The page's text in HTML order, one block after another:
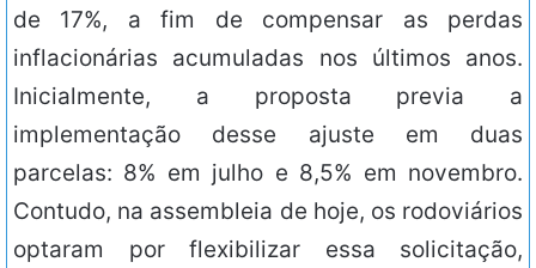
de 17%, a fim de compensar as perdas
inflacionárias acumuladas nos últimos anos.
Inicialmente, a proposta previa a
implementação desse ajuste em duas
parcelas: 8% em julho e 8,5% em novembro.
Contudo, na assembleia de hoje, os rodoviários
optaram por flexibilizar essa solicitação,